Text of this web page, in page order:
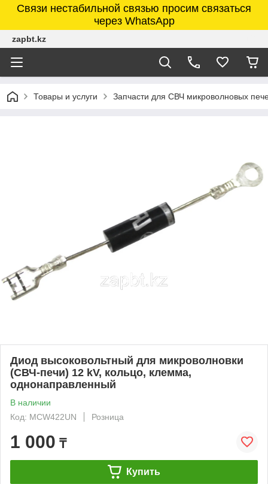
Связи нестабильной связью просим связаться
через WhatsApp
zapbt.kz
Товары и услуги Запчасти для СВЧ микроволновых
Диод высоковольтный для микроволновки
(СВЧ-печи) 12 kV, кольцо, клемма,
однонаправленный
В наличии
Код: MCW422UN
Розница
1 000 ₸
Купить